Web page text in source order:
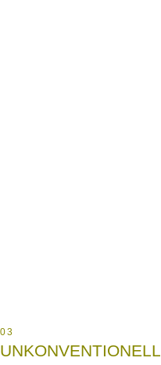
03
UNKONVENTIONELL